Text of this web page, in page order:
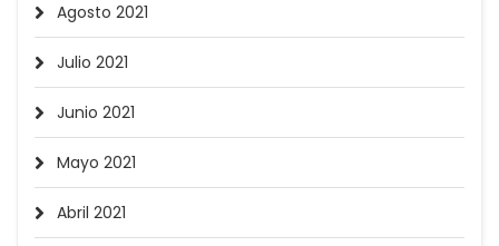
Agosto 2021
Julio 2021
Junio 2021
Mayo 2021
Abril 2021